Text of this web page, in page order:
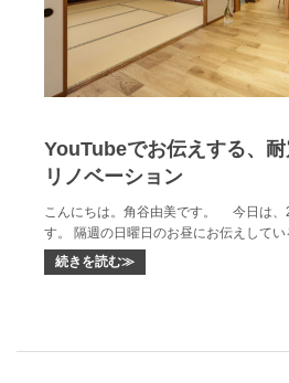
YouTubeでお伝えする、
リノベーション
こんにちは。角谷由美です。 今日は、
す。 隔週の日曜日のお昼にお伝えしてい
続きを読む≫